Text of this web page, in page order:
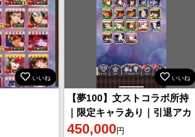
いいね いいね
【夢100】文ストコラボ所持
｜限定キャラあり｜引退アカ
ウント｜育成済
450,000円